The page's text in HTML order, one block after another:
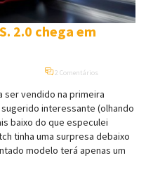
2.0 chega em
2 Comentários
ser vendido na primeira
interessante (olhando
baixo do que especulei
tinha uma surpresa debaixo
modelo terá apenas um